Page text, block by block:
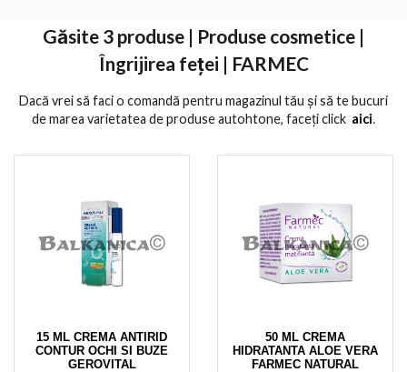
Găsite 3 produse | Produse cosmetice |
Îngrijirea feței | FARMEC
Dacă vrei să faci o comandă pentru magazinul tău și să te bucuri
de marea varietatea de produse autohtone, faceți click aici․
15 ML CREMA ANTIRID
CONTUR OCHI SI BUZE
GEROVITAL
50 ML CREMA
HIDRATANTA ALOE VERA
FARMEC NATURAL